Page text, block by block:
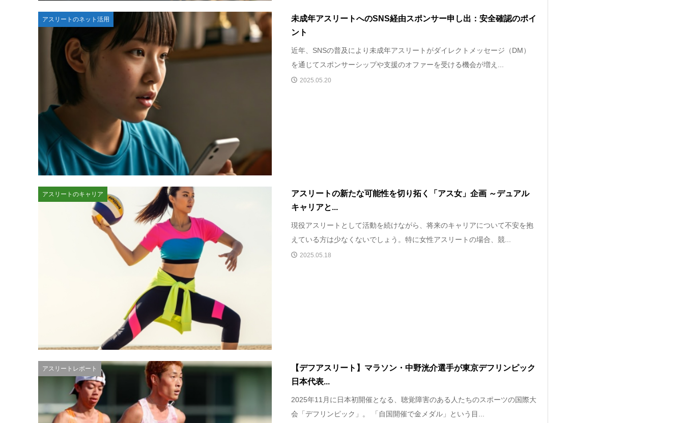
アスリートのネット活用
未成年アスリートへのSNS経由スポンサー申し出：安全確認のポイ
ント
近年、SNSの普及により未成年アスリートがダイレクトメッセージ（DM）
を通じてスポンサーシップや支援のオファーを受ける機会が増え...
2025.05.20
アスリートのキャリア
アスリートの新たな可能性を切り拓く「アス女」企画 ～デュアル
キャリアと...
現役アスリートとして活動を続けながら、将来のキャリアについて不安を抱
えている方は少なくないでしょう。特に女性アスリートの場合、競...
2025.05.18
アスリートレポート
【デフアスリート】マラソン・中野洸介選手が東京デフリンピック
日本代表...
2025年11月に日本初開催となる、聴覚障害のある人たちのスポーツの国際大
会「デフリンピック」。 「自国開催で金メダル」という目...